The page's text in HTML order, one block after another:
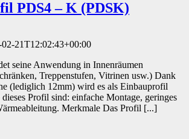
PDS4 – K (PDSK)
02-21T12:02:43+00:00
seine Anwendung in Innenräumen
Treppenstufen, Vitrinen usw.) Dank
(lediglich 12mm) wird es als Einbauprofil
Profil sind: einfache Montage, geringes
Merkmale Das Profil [...]